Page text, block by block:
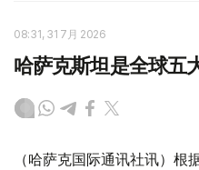
08:31, 31 7月 2026
哈萨克斯坦是全球五
（哈萨克国际通讯社讯）